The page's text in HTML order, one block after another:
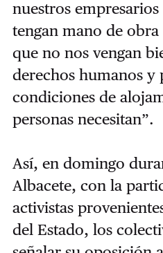
nuestros
tengan mano de
que no nos vengan
derechos humanos y
condiciones de
personas necesitan”.
Así, en domingo
Albacete, con la
activistas
del Estado, los